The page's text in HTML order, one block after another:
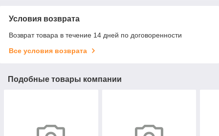
Условия возврата
Возврат товара в течение 14 дней по договоренности
Все условия возврата
Подобные товары компании